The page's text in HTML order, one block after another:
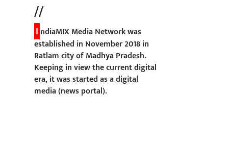
//
I ndiaMIX Media Network was
established in November 2018 in
Ratlam city of Madhya Pradesh.
Keeping in view the current digital
era, it was started as a digital
media (news portal).